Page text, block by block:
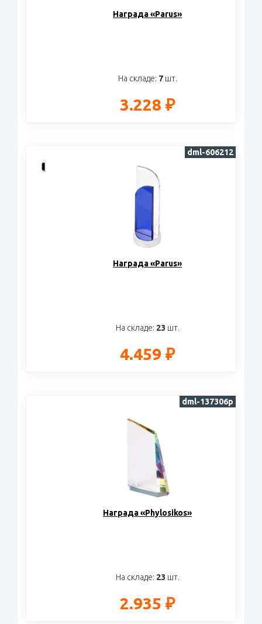
Награда «Parus»
На складе: 7шт.
3.228 ₽
Награда «Parus»
На складе: 23 шт.
4.459 ₽
dml-606212
Награда «Phylosikos»
На складе: 23 шт.
2.935 ₽
dml-137306p